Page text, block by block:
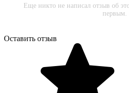
Еще никто не написал отзыв об
первым.
Оставить отзыв